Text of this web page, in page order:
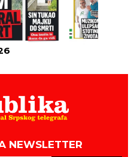
NEWSLETTER